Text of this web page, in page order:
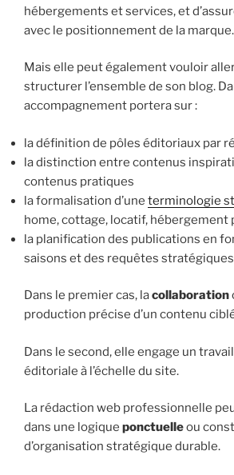
hébergements et services, et
avec le positionnement de la marque.
Mais elle peut également vouloir
structurer l’ensemble de son blog.
accompagnement portera sur :
la définition de pôles éditoriaux par
la distinction entre contenus
contenus pratiques
la formalisation d’une terminologie
home, cottage, locatif, hébergement
la planification des publications en
saisons et des requêtes stratégiques
Dans le premier cas, lacollaboration
production précise d’un contenu
Dans le second, elle engage un
éditoriale à l’échelle du site.
La rédaction web professionnelle
dans une logique ponctuelleou
d’organisation stratégique durable.